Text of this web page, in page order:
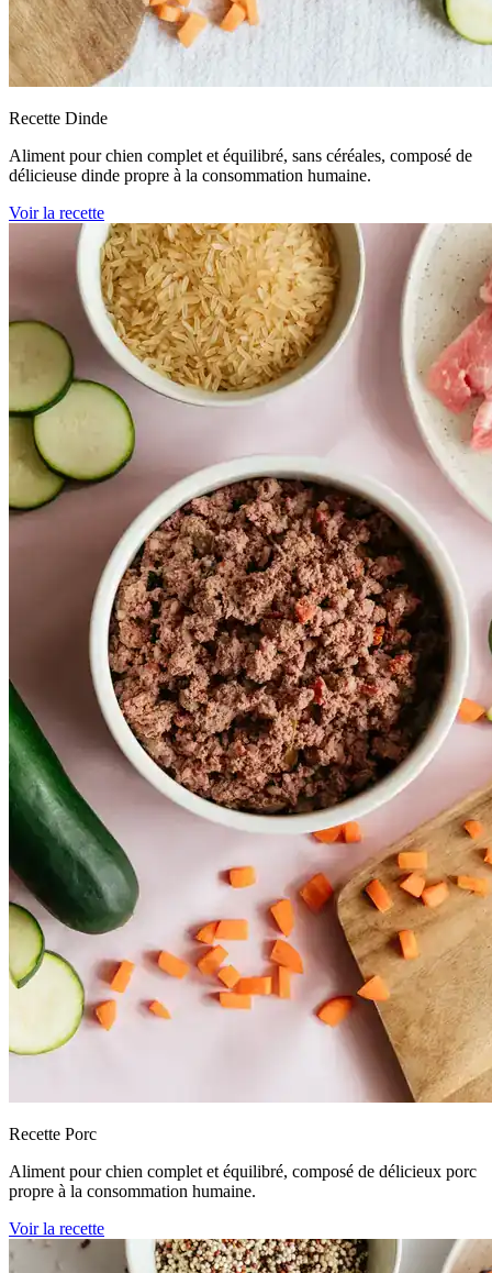
Recette Dinde
Aliment pour chien complet et équilibré, sans céréales, composé de
délicieuse dinde propre à la consommation humaine.
Voir la recette
Recette Porc
Aliment pour chien complet et équilibré, composé de délicieux porc
propre à la consommation humaine.
Voir la recette